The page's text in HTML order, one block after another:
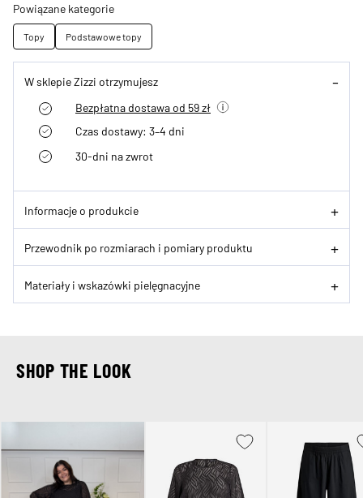
Powiązane kategorie
Topy Podstawowe topy
W sklepie Zizzi otrzymujesz
Bezpłatna dostawa od 59 zł
Czas dostawy: 3–4 dni
30-dni na zwrot
Informacje o produkcie
Przewodnik po rozmiarach i pomiary produktu
Materiały i wskazówki pielęgnacyjne
SHOP THE LOOK